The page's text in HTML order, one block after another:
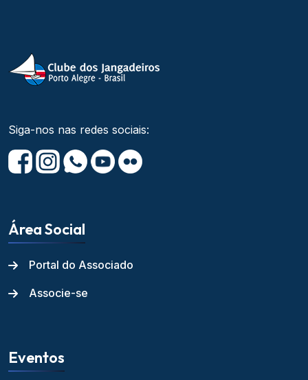
Siga-nos nas redes sociais:
Área Social
Portal do Associado
Associe-se
Eventos